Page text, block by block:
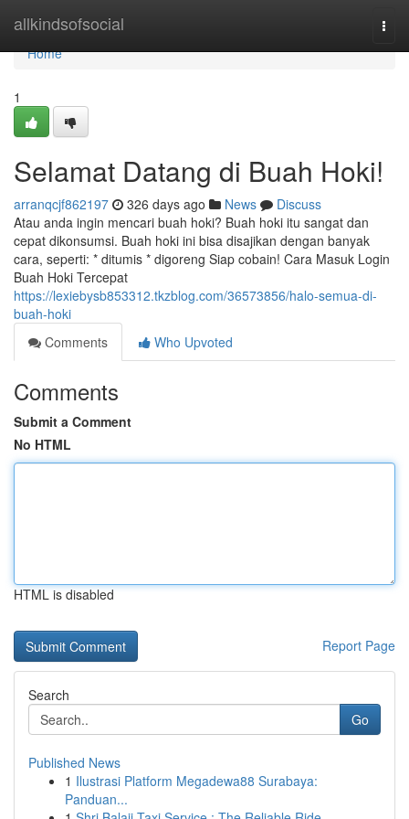
allkindsofsocial
Home
Home
1
Selamat Datang di Buah Hoki!
arranqcjf862197 326 days ago News
Discuss
Atau anda ingin mencari buah hoki? Buah hoki itu sangat dan
cepat dikonsumsi. Buah hoki ini bisa disajikan dengan banyak
cara, seperti: * ditumis * digoreng Siap cobain! Cara Masuk Login
Buah Hoki Tercepat
https://lexiebysb853312.tkzblog.com/36573856/halo-semua-di-
buah-hoki
Comments
Who Upvoted
Comments
Submit a Comment
No HTML
HTML is disabled
Report Page
Search
Go
Published News
1 Ilustrasi Platform Megadewa88 Surabaya:
Panduan...